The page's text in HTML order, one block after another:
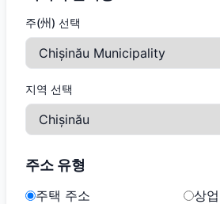
주(州) 선택
지역 선택
주소 유형
주택 주소
상